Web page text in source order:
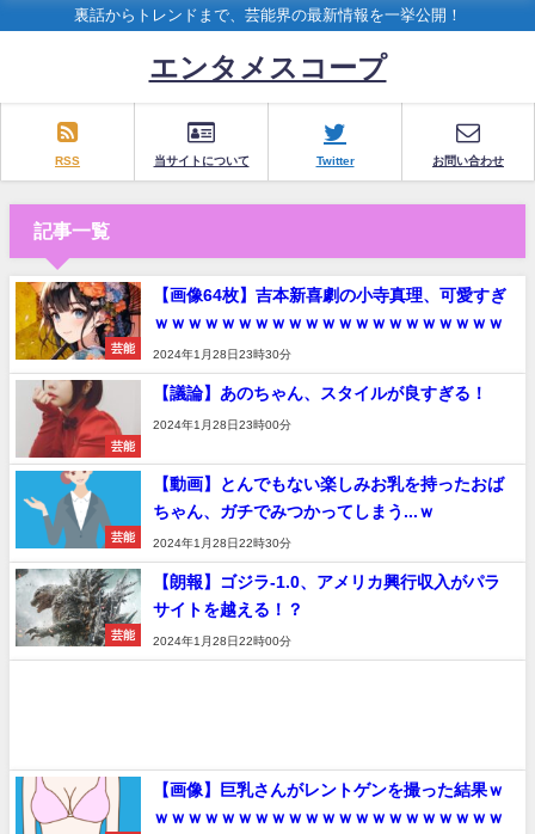
裏話からトレンドまで、芸能界の最新情報を一挙公開！
エンタメスコープ
RSS 当サイトについて Twitter お問い合わせ
記事一覧
芸能
【画像64枚】吉本新喜劇の小寺真理、可愛すぎ
ｗｗｗｗｗｗｗｗｗｗｗｗｗｗｗｗｗｗｗｗｗ
2024年1月28日23時30分
芸能
【議論】あのちゃん、スタイルが良すぎる！
2024年1月28日23時00分
芸能
【動画】とんでもない楽しみお乳を持ったおば
ちゃん、ガチでみつかってしまう...ｗ
2024年1月28日22時30分
芸能
【朗報】ゴジラ-1.0、アメリカ興行収入がパラ
サイトを越える！？
2024年1月28日22時00分
【画像】巨乳さんがレントゲンを撮った結果ｗ
ｗｗｗｗｗｗｗｗｗｗｗｗｗｗｗｗｗｗｗｗｗ